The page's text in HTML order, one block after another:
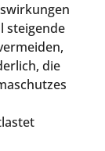
steigende
die